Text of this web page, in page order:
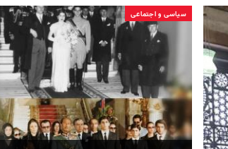
سیاسی و اجتماعی